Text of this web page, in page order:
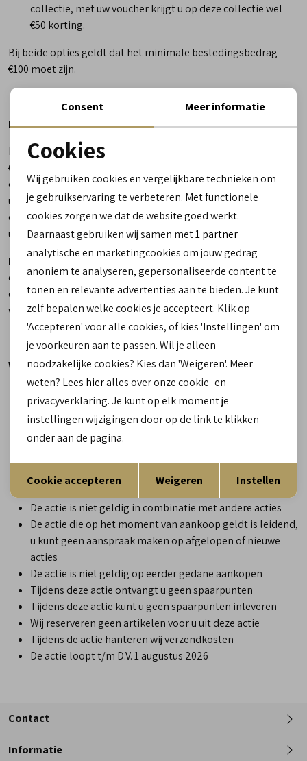
collectie, met uw voucher krijgt u op deze collectie wel
€50 korting.
Bij beide opties geldt dat het minimale bestedingsbedrag
€100 moet zijn.
Hoe werkt de actie op bremmerschoenen.nl?
Met het couponcode: 2026zomer krijgt u online op alle items
€25 korting. Artikelen uit onze Laatste-kans-collectie zijn
online al standaard met €25 afgeprijsd. Kiest u voor een item
uit deze collectie, dan ontvangt u met de couponcode nog
eens €25 extra korting. Uw totale voordeel komt daarmee ook
uit op €50.
Let op:De coupon mag niet ingewisseld worden op onze
outdoor- en wandelcollectie en nieuwe collectie. Mocht u toch
een outdoor item bestellen met de kortingscode, annuleren
wij uw bestelling.
Wat zijn de actie voorwaarden?
De actie is alleen geldig bij een minimale besteding van
€100,-
1 bon per klant, per besteding
De actie is geldig op onze schoenen- en tassen collectie
collectie
: mocht u toch een wandel item bestellen met
de kortingscode, annuleren wij uw bestelling.
De actie is niet geldig in combinatie met andere acties
De actie die op het moment van aankoop geldt is leidend,
u kunt geen aanspraak maken op afgelopen of nieuwe
acties
De actie is niet geldig op eerder gedane aankopen
Tijdens deze actie ontvangt u geen spaarpunten
Tijdens deze actie kunt u geen spaarpunten inleveren
Wij reserveren geen artikelen voor u uit deze actie
Tijdens de actie hanteren wij verzendkosten
De actie loopt t/m D.V. 1 augustus 2026
Contact
Informatie
Noodzakelijke cookies
Analytische cookies
Marketing cookies
Terug Opslaan
Consent Meer informatie
Cookies
Wij gebruiken cookies en vergelijkbare technieken om
je gebruikservaring te verbeteren. Met functionele
cookies zorgen we dat de website goed werkt.
Daarnaast gebruiken wij samen met1 partner
analytische en marketingcookies om jouw gedrag
anoniem te analyseren, gepersonaliseerde content te
tonen en relevante advertenties aan te bieden. Je kunt
zelf bepalen welke cookies je accepteert. Klik op
'Accepteren' voor alle cookies, of kies 'Instellingen' om
je voorkeuren aan te passen. Wil je alleen
noodzakelijke cookies? Kies dan 'Weigeren'. Meer
weten? Lees hieralles over onze cookie- en
privacyverklaring. Je kunt op elk moment je
instellingen wijzigingen door op de link te klikken
onder aan de pagina.
Cookie accepteren Weigeren Instellen